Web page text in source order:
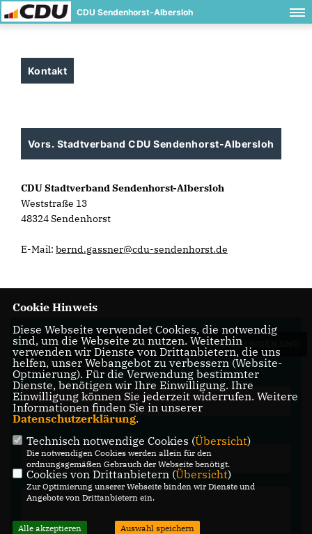
CDU Sendenhorst-Albersloh
Kontakt
Vors. Stadtverband CDU Sendenhorst-Albersloh
CDU Stadtverband Sendenhorst-Albersloh
Weststraße 13
48324 Sendenhorst
E-Mail: bernd.gassner@cdu-sendenhorst.de
WIR FREUEN UNS ÜBER IHRE FRAGEN, ANREGUNGEN UND
KOMMENTARE.
Cookie Hinweis
Diese Webseite verwendet Cookies, die notwendig
sind, um die Webseite zu nutzen. Weiterhin
verwenden wir Dienste von Drittanbietern, die uns
helfen, unser Webangebot zu verbessern (Website-
Optmierung). Für die Verwendung bestimmter
Dienste, benötigen wir Ihre Einwilligung. Ihre
Einwilligung können Sie jederzeit widerrufen. Weitere
Informationen finden Sie in unserer
Datenschutzerklärung.
Technisch notwendige Cookies (Übersicht)
Die notwendigen Cookies werden allein für den
ordnungsgemäßen Gebrauch der Webseite benötigt.
Cookies von Drittanbietern (Übersicht)
Zur Optimierung unserer Webseite binden wir Dienste und
Angebote von Drittanbietern ein.
Alle akzeptieren Auswahl speichern